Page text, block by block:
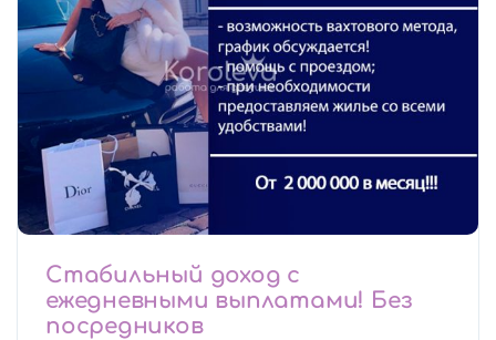
Стабильный доход с
ежедневными выплатами! Без
посредников